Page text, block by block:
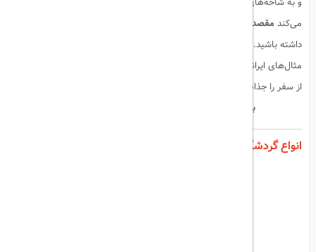
می‌کندمقصد سفر مناسب‌تر، تجربه به‌یادماندنی‌تر و هزینه‌های بهینه‌تری
داشته باشید. در این مقاله، جامع‌ترین دسته‌بندی‌های گردشگری را با
مثال‌های ایرانی و جهانی بررسی می‌کنیم و نکاتی ارائه می‌دهیم که تجربه شما
از سفر را جذاب‌تر می‌کند.
بیشتر بخوانید:
انواع گردشگری در جهان و ایران